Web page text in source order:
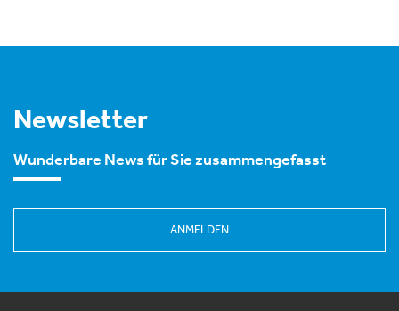
Newsletter
Wunderbare News für Sie zusammengefasst
ANMELDEN